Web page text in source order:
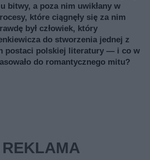
bitwy, a poza nim uwikłany w
które ciągnęły się za nim
był człowiek, który
do stworzenia jednej z
postaci polskiej literatury — i co w
do romantycznego mitu?